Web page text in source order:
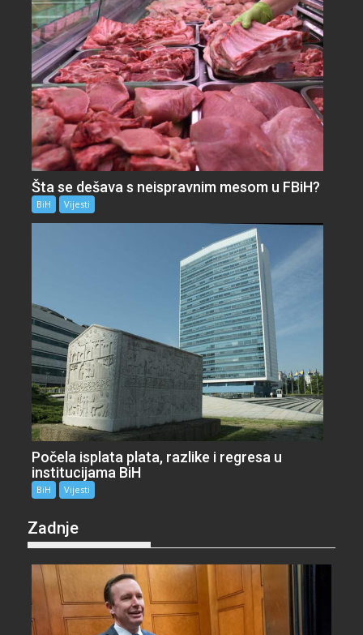
Šta se dešava s neispravnim mesom u FBiH?
BiH Vijesti
Počela isplata plata, razlike i regresa u
institucijama BiH
BiH Vijesti
Zadnje